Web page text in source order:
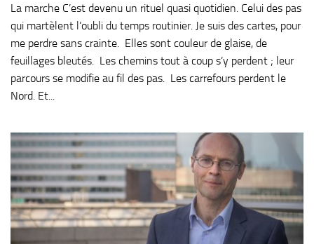
La marche C’est devenu un rituel quasi quotidien. Celui des pas
qui martèlent l’oubli du temps routinier. Je suis des cartes, pour
me perdre sans crainte. Elles sont couleur de glaise, de
feuillages bleutés. Les chemins tout à coup s’y perdent ; leur
parcours se modifie au fil des pas. Les carrefours perdent le
Nord. Et...